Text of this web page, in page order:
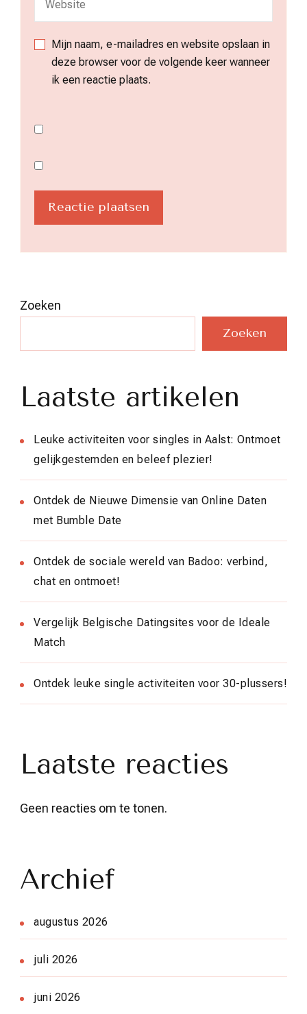
Mijn naam, e-mailadres en website opslaan in
deze browser voor de volgende keer wanneer
ik een reactie plaats.
Zoeken
Zoeken
Laatste artikelen
Leuke activiteiten voor singles in Aalst: Ontmoet
gelijkgestemden en beleef plezier!
Ontdek de Nieuwe Dimensie van Online Daten
met Bumble Date
Ontdek de sociale wereld van Badoo: verbind,
chat en ontmoet!
Vergelijk Belgische Datingsites voor de Ideale
Match
Ontdek leuke single activiteiten voor 30-plussers!
Laatste reacties
Geen reacties om te tonen.
Archief
augustus 2026
juli 2026
juni 2026